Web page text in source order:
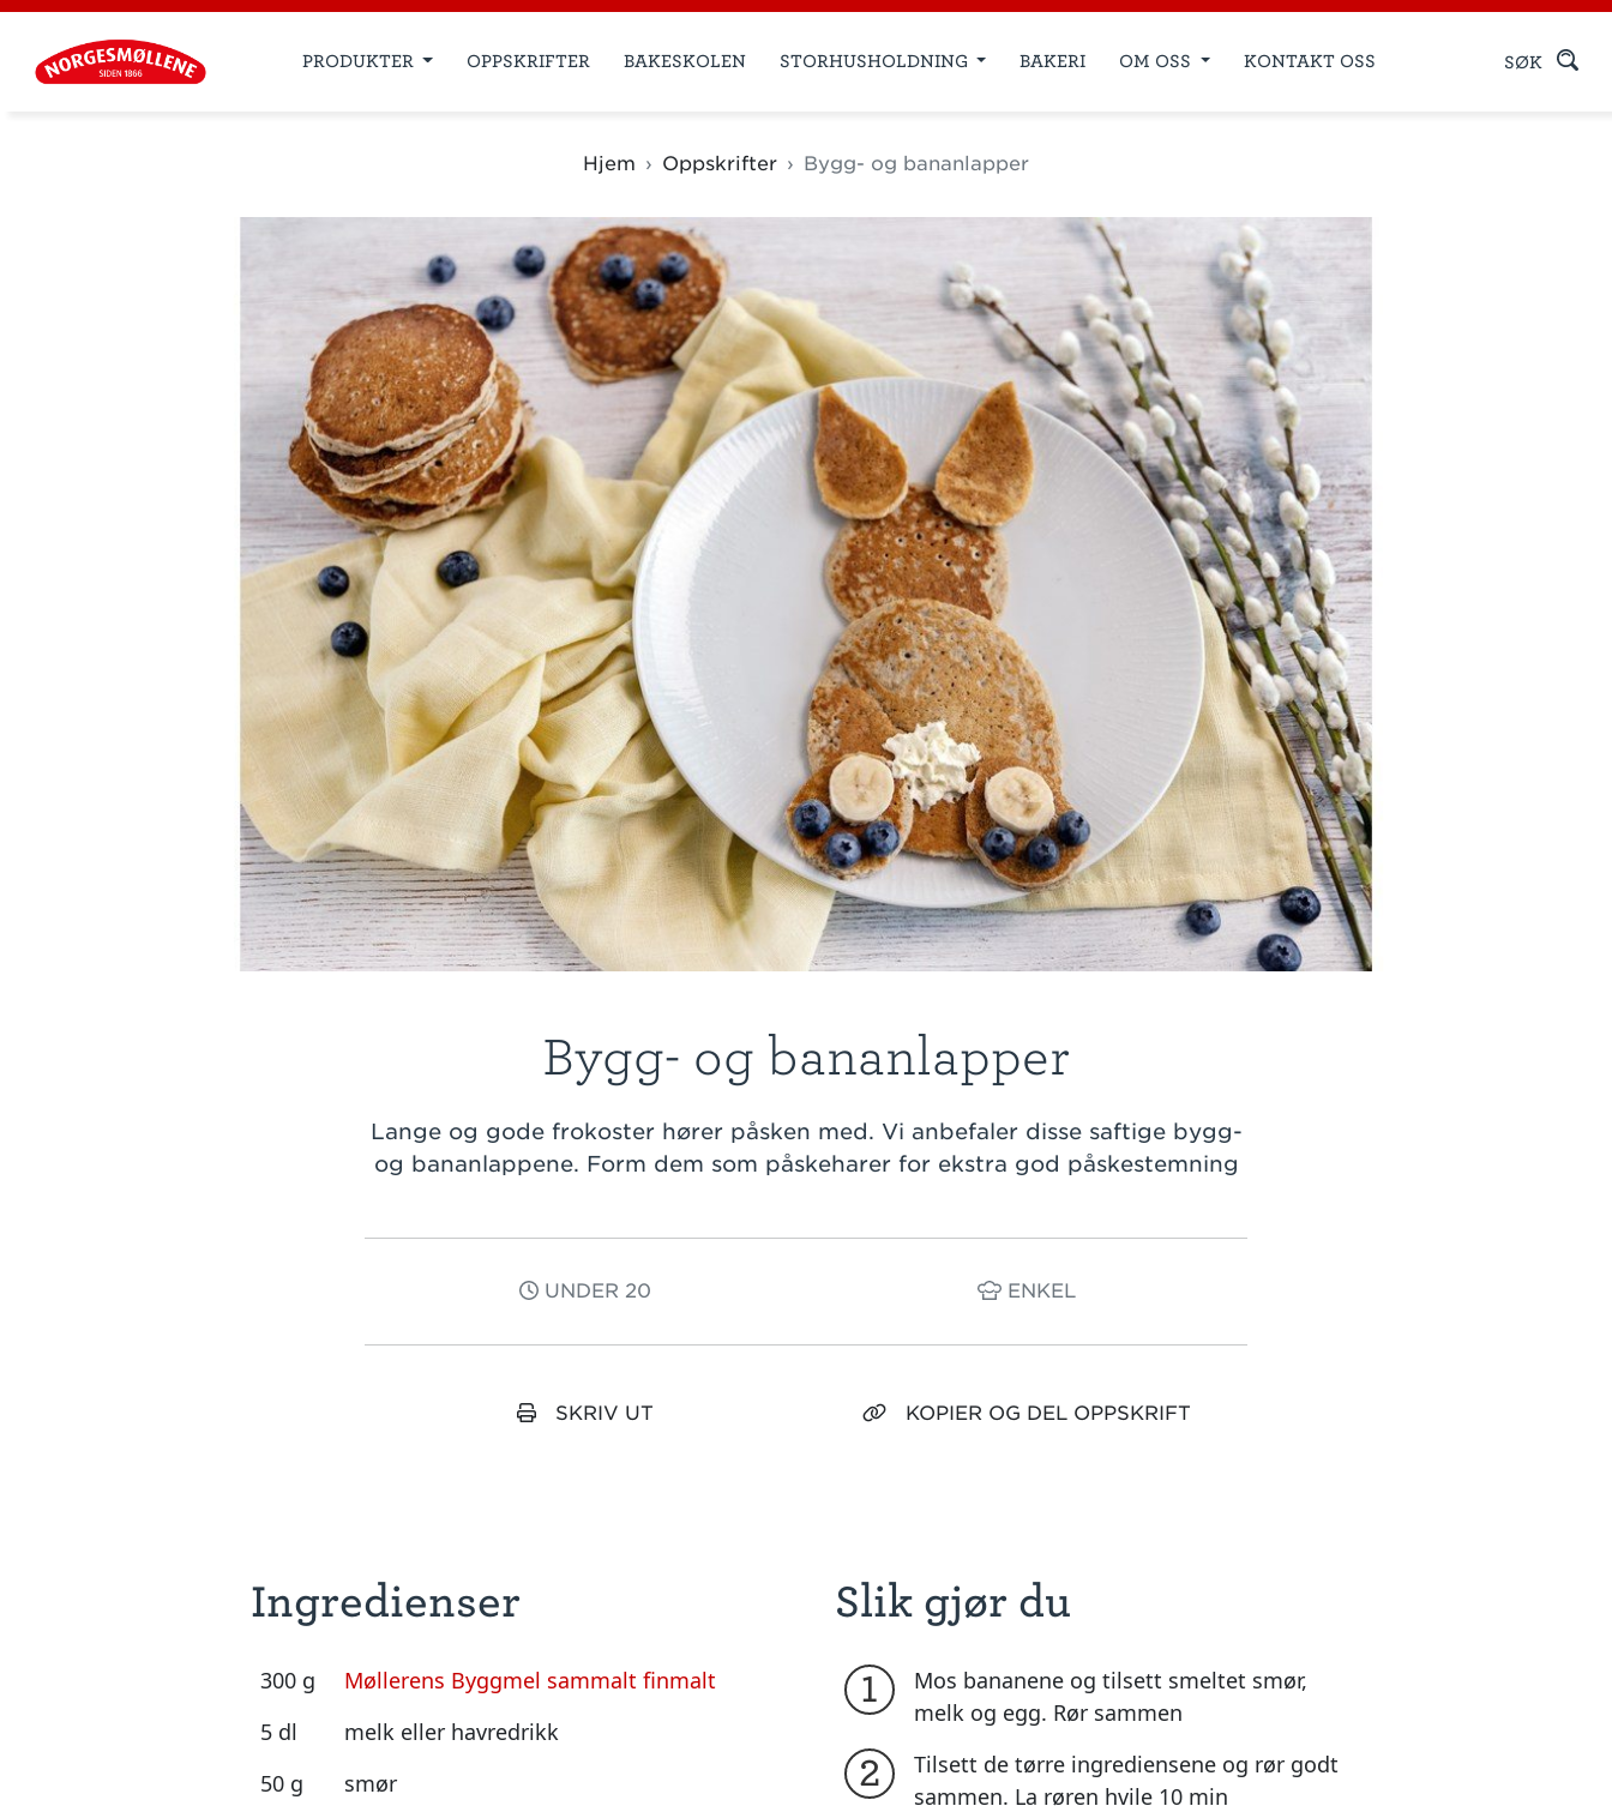
PRODUKTER OPPSKRIFTER BAKESKOLEN STORHUSHOLDNING BAKERI OM OSS KONTAKT OSS SØK
Hjem Oppskrifter Bygg- og bananlapper
Bygg- og bananlapper
Lange og gode frokoster hører påsken med. Vi anbefaler disse saftige bygg-
og bananlappene. Form dem som påskeharer for ekstra god påskestemning
UNDER 20 ENKEL
SKRIV UT KOPIER OG DEL OPPSKRIFT
Ingredienser
300 g
Møllerens Byggmel sammalt finmalt
5 dl
melk eller havredrikk
50 g
smør
Slik gjør du
1
Mos bananene og tilsett smeltet smør,
melk og egg. Rør sammen
2
Tilsett de tørre ingrediensene og rør godt
sammen. La røren hvile 10 min